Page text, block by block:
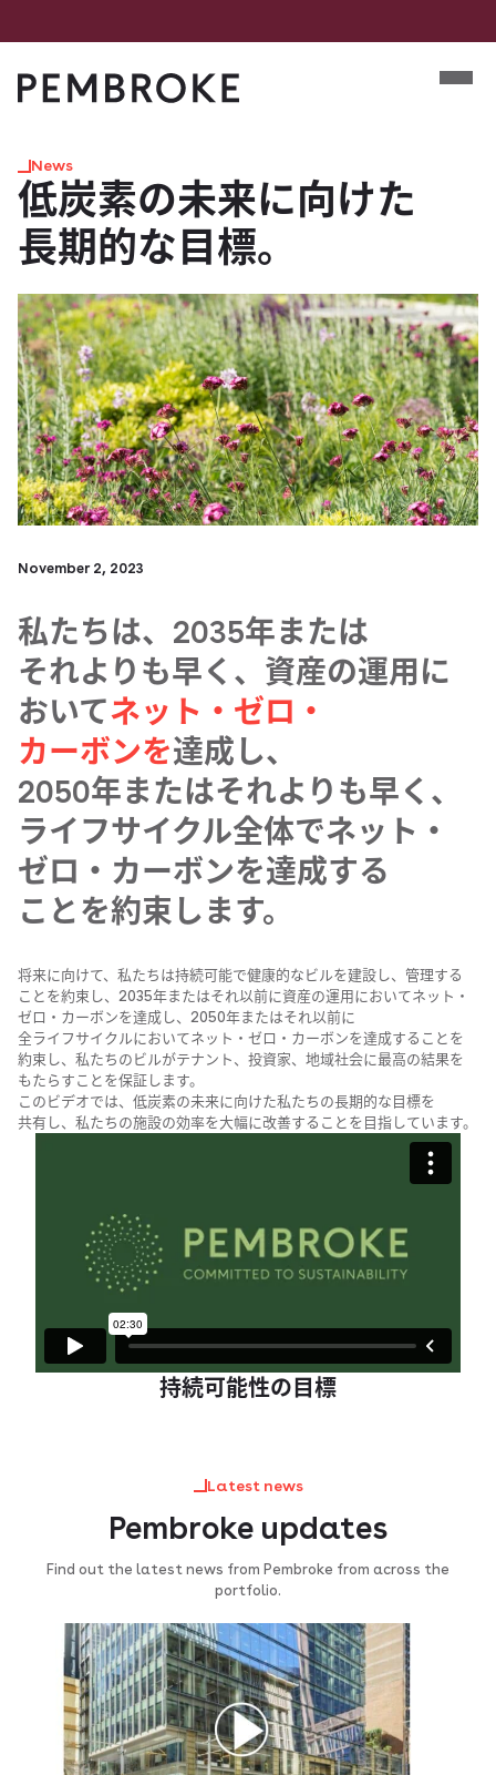
to
content
Mobile
News
低炭素の​未来に​向けた​
長期的な​目標。​
November 2, 2023
私たちは、​2035年または​
それよりも​早く、​資産の​運用に​
おいて​ネット・ゼロ・
カーボンを​達成し、​
2050年または​それよりも​早く、​
ライフサイクル全体で​ネット・
ゼロ・カーボンを​達成する​
ことを​約束します。
将来に​向けて、​私たちは​持続可能で​健康的な​ビルを​建設し、​管理する​
ことを​約束し、​2035年または​それ以前に​資産の​運用に​おいて​ネット・
ゼロ・カーボンを​達成し、​2050年または​それ以前に​
全ライフサイクルに​おいて​ネット・ゼロ・カーボンを​達成する​ことを​
約束し、​私たちの​ビルが​テナント、​投資家、​地域社会に​最高の​結果を​
もたら​す​ことを​保証します。​
この​ビデオでは、​低炭素の​未来に​向けた​私たちの​長期的な​目標を​
共有し、​私たちの​施設の​効率を​大幅に​改善する​ことを​目指しています。
持続可能性の​​目標
Latest news
Pembroke updates
Find out the latest news from Pembroke from across the
portfolio.